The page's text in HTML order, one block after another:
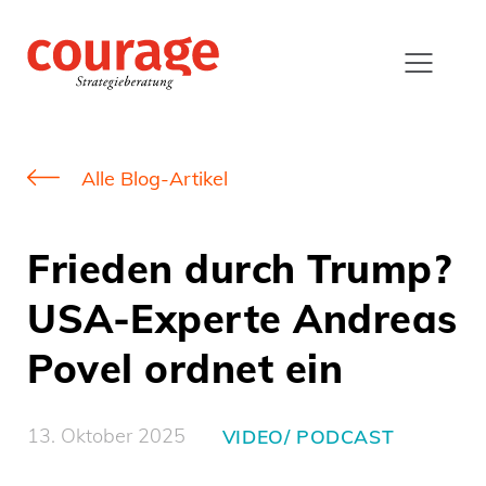
Alle Blog-Artikel
Frieden durch Trump?
USA-Experte Andreas
Povel ordnet ein
13. Oktober 2025 VIDEO/ PODCAST